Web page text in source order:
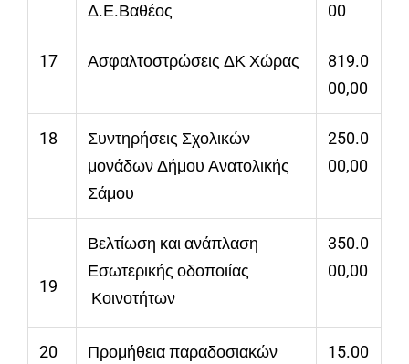
Δ.Ε.Βαθέος
00
17 Ασφαλτοστρώσεις ΔΚ Χώρας
819.0
00,00
18
Συντηρήσεις Σχολικών
μονάδων Δήμου Ανατολικής
Σάμου
250.0
00,00
19
Βελτίωση και ανάπλαση
Εσωτερικής οδοποιίας
Κοινοτήτων
350.0
00,00
20
Προμήθεια παραδοσιακών
15.00